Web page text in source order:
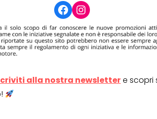
Facebook
Instagram
alla nostra newslettere scopri